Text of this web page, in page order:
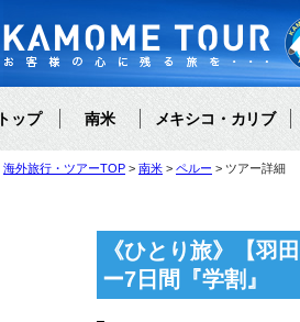
トップ 南米 メキシコ・カリブ
海外旅行・ツアーTOP 南米 ペルー ツアー詳細
《ひとり旅》【羽
ー7日間『学割』